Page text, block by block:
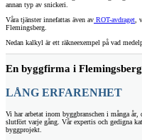
annan typ av snickeri.
Våra tjänster innefattas även av ROT-avdraget ,
Flemingsberg.
Nedan kalkyl är ett räkneexempel på vad
En byggfirma i
LÅNG ERFARENHET
Vi har arbetat inom byggbranschen i många
slutfört varje gång. Vår expertis och gedigna
byggprojekt.